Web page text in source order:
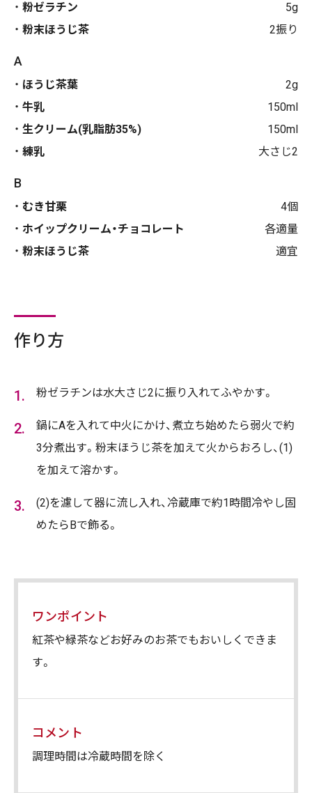
粉ゼラチン
5g
粉末ほうじ茶
2振り
A
ほうじ茶葉
2g
牛乳
150ml
生クリーム(乳脂肪35%)
150ml
練乳
大さじ2
B
むき甘栗
4個
ホイップクリーム・チョコレート
各適量
粉末ほうじ茶
適宜
作り方
粉ゼラチンは水大さじ2に振り入れてふやかす。
鍋にAを入れて中火にかけ、煮立ち始めたら弱火で約
3分煮出す。粉末ほうじ茶を加えて火からおろし、(1)
を加えて溶かす。
(2)を濾して器に流し入れ、冷蔵庫で約1時間冷やし固
めたらBで飾る。
ワンポイント
紅茶や緑茶などお好みのお茶でもおいしくできま
す。
コメント
調理時間は冷蔵時間を除く